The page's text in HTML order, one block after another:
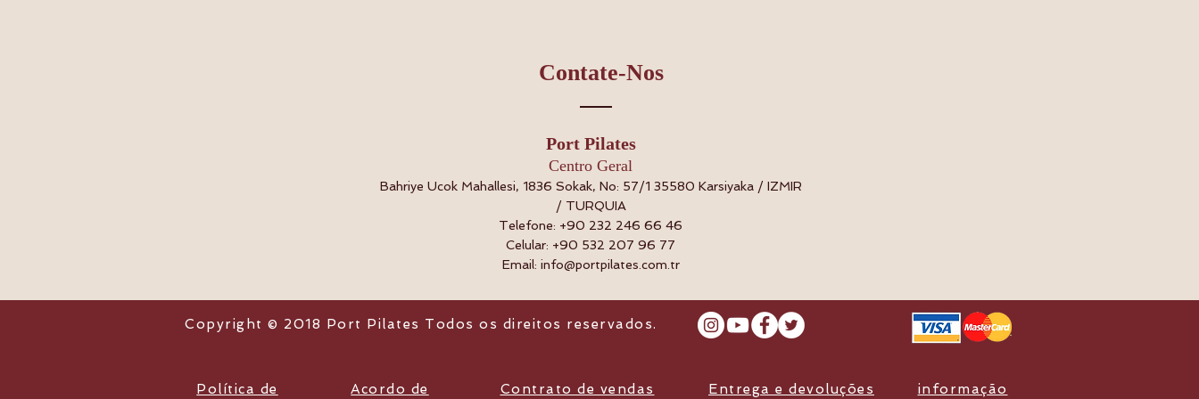
Contate-Nos
Port Pilates
Centro Geral
Bahriye Ucok Mahallesi, 1836 Sokak, No: 57/1 35580 Karsiyaka / IZMIR
/ TURQUIA
Telefone: +90 232 246 66 46
Celular: +90 532 207 96 77
Email: info@portpilates.com.tr
Copyright © 2018 Port Pilates Todos os direitos reservados.
Política de
Acordo de
Contrato de vendas Entrega e devoluções
informação